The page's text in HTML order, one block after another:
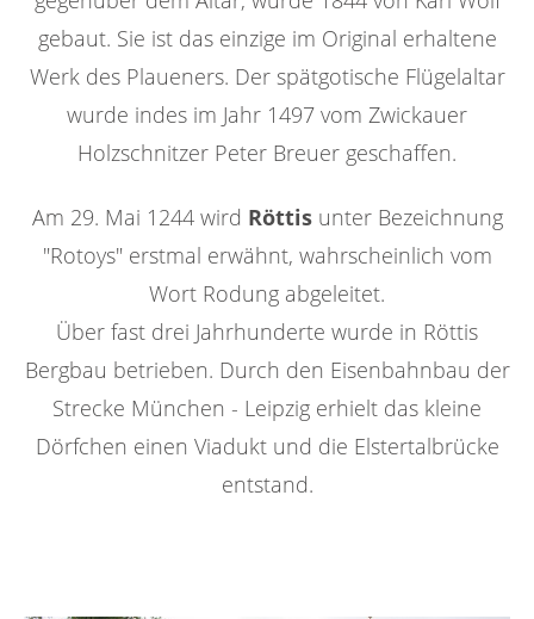
gebaut. Sie ist das einzige im Original erhaltene
Werk des Plaueners. Der spätgotische Flügelaltar
wurde indes im Jahr 1497 vom Zwickauer
Holzschnitzer Peter Breuer geschaffen.
Am 29. Mai 1244 wird Röttisunter Bezeichnung
"Rotoys" erstmal erwähnt, wahrscheinlich vom
Wort Rodung abgeleitet.
Über fast drei Jahrhunderte wurde in Röttis
Bergbau betrieben. Durch den Eisenbahnbau der
Strecke München - Leipzig erhielt das kleine
Dörfchen einen Viadukt und die Elstertalbrücke
entstand.